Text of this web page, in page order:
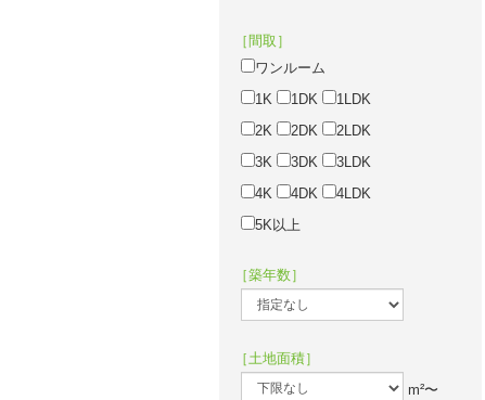
［間取］
ワンルーム
1K
1DK
1LDK
2K
2DK
2LDK
3K
3DK
3LDK
4K
4DK
4LDK
5K以上
［築年数］
［土地面積］
m²〜